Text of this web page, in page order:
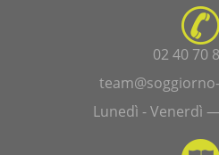
02 40 70
Lunedì - Venerdì